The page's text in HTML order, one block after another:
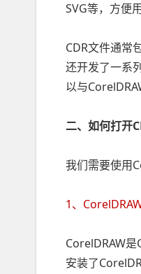
SVG等，方便
CDR文件通常
还开发了一系
以与
二、如何打开
我们需要使用
1、
CorelDRAW
安装了